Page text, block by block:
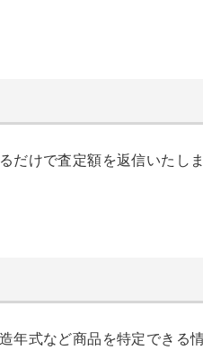
だけで査定額を返信いたしま
年式など商品を特定できる